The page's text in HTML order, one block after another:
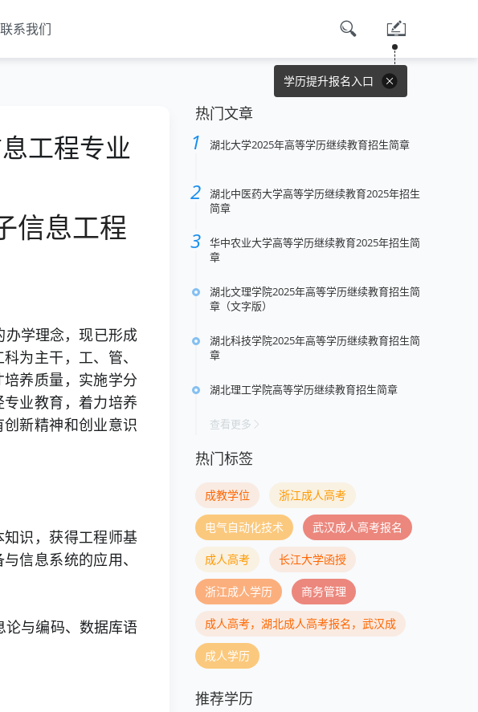
联系我们
学历提升报名入口
工程专业
信息工程
学理念，现已形成
为主干，工、管、
养质量，实施学分
业教育，着力培养
新精神和创业意识
识，获得工程师基
信息系统的应用、
论与编码、数据库语
热门文章
湖北大学2025年高等学历继续教育招生简章
湖北中医药大学高等学历继续教育2025年招生
简章
华中农业大学高等学历继续教育2025年招生简
章
湖北文理学院2025年高等学历继续教育招生简
章（文字版）
湖北科技学院2025年高等学历继续教育招生简
章
湖北理工学院高等学历继续教育招生简章
查看更多
热门标签
成教学位 浙江成人高考
电气自动化技术 武汉成人高考报名
成人高考 长江大学函授
浙江成人学历 商务管理
成人高考，湖北成人高考报名，武汉成
成人学历
推荐学历